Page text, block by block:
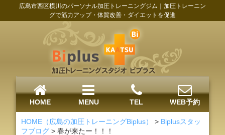
広島市西区横川のパーソナル加圧トレーニングジム｜加圧トレーニン
グで筋力アップ・体質改善・ダイエットを促進
HOME MENU TEL WEB予約
HOME（広島の加圧トレーニングBiplus） > Biplusスタッ
フブログ >春が来たー！！！